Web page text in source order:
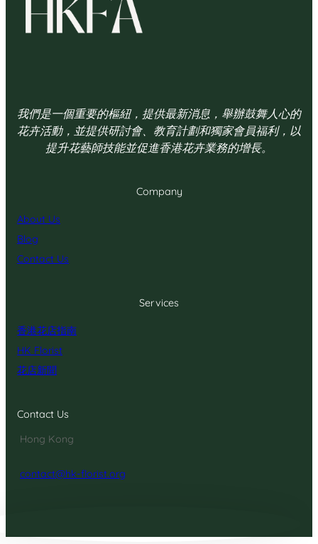
我們是一個重要的樞紐，提供最新消息，舉辦鼓舞人心的
花卉活動，並提供研討會、教育計劃和獨家會員福利，以
提升花藝師技能並促進香港花卉業務的增長。
Company
About Us
Blog
Contact Us
Services
香港花店指南
HK Florist
花店新聞
Contact Us
Hong Kong
contact@hk-florist.org